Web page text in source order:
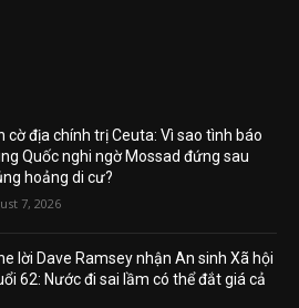
cờ địa chính trị Ceuta: Vì sao tình báo
Quốc nghi ngờ Mossad đứng sau
hoảng di cư?
7, 2026
lời Dave Ramsey nhận An sinh Xã hội
62: Nước đi sai lầm có thể đắt giá cả